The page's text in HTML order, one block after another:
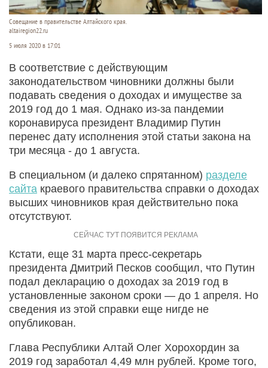
Совещание в правительстве Алтайского края.
altairegion22.ru
5 июля 2020 в 17:01
В соответствие с действующим
законодательством чиновники должны были
подавать сведения о доходах и имуществе за
2019 год до 1 мая. Однако из-за пандемии
коронавируса президент Владимир Путин
перенес дату исполнения этой статьи закона на
три месяца - до 1 августа.
В специальном (и далеко спрятанном) разделе
сайта краевого правительства справки о доходах
высших чиновников края действительно пока
отсутствуют.
Кстати, еще 31 марта пресс-секретарь
президента Дмитрий Песков сообщил, что Путин
подал декларацию о доходах за 2019 год в
установленные законом сроки — до 1 апреля. Но
сведения из этой справки еще нигде не
опубликован.
Глава Республики Алтай Олег Хорохордин за
2019 год заработал 4,49 млн рублей. Кроме того,